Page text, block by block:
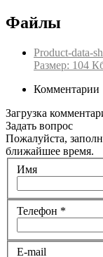
Файлы
Product-data-
Размер: 104
Комментарии
Загрузка
Задать вопрос
Пожалуйста,
ближайшее время.
Имя
Телефон *
E-mail